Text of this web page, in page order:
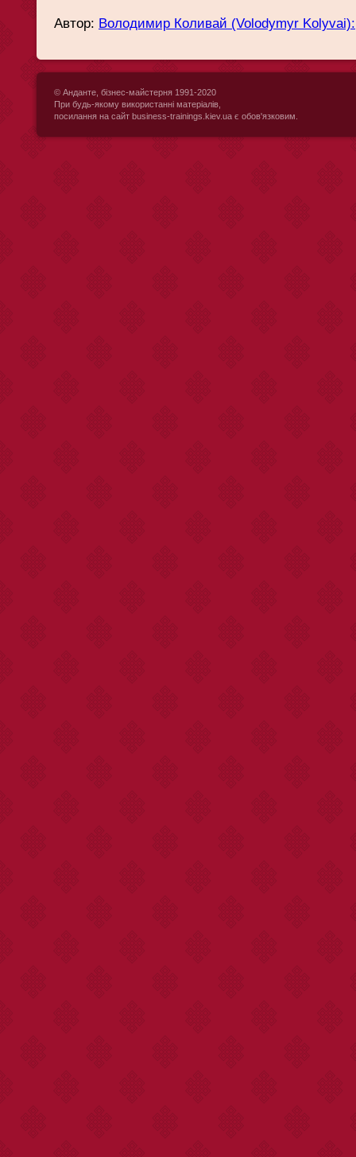
Автор: Володимир Коливай (Volodymyr Kolyvai):
© Анданте, бізнес-майcтерня 1991-2020
При будь-якому використанні матеріалів,
посилання на сайт business-trainings.kiev.ua є обов'язковим.